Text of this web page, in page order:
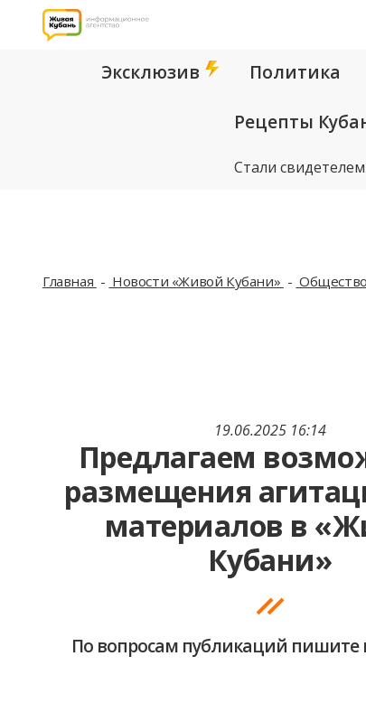
Эксклюзив Политика
Рецепты
Стали
Главная Новости «Живой Кубани» Общество
19.06.2025 16:14
Предлагаем
размещения
материалов в
Кубани»
По вопросам публикаций пишите